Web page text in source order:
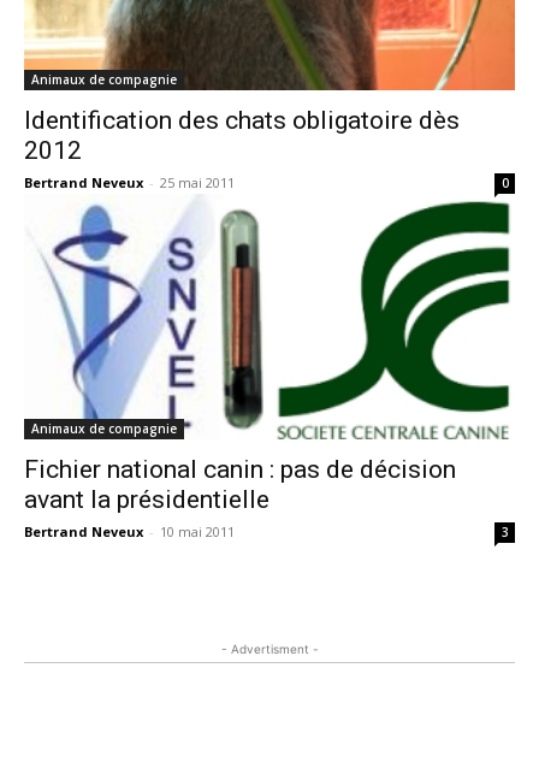
Animaux de compagnie
Identification des chats obligatoire dès
2012
Bertrand Neveux - 25 mai 2011 0
Animaux de compagnie
Fichier national canin : pas de décision
avant la présidentielle
Bertrand Neveux - 10 mai 2011 3
- Advertisment -